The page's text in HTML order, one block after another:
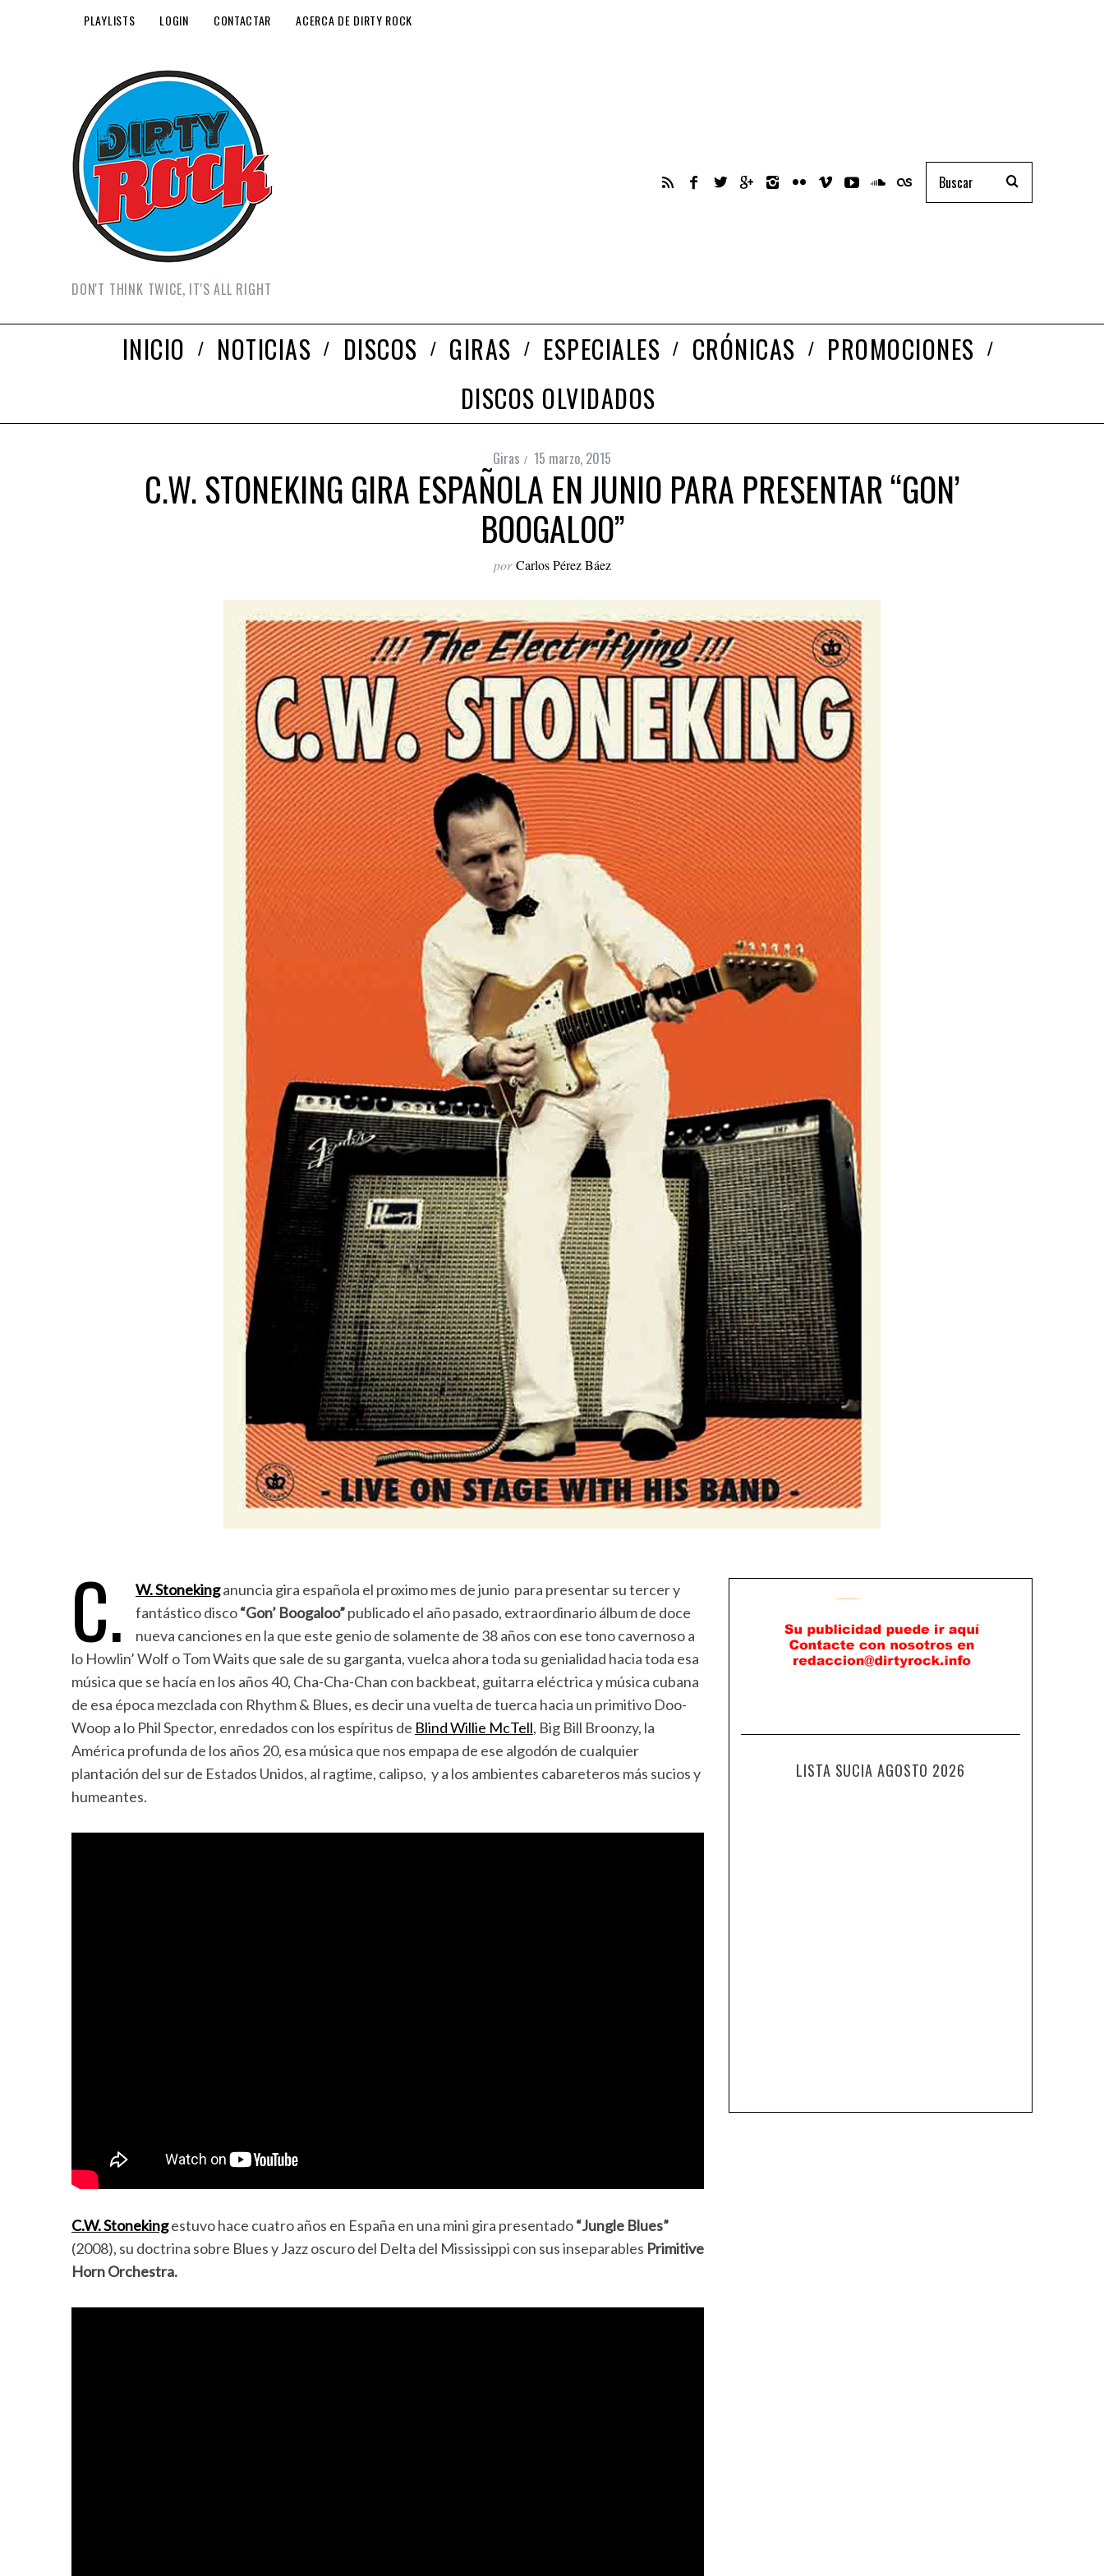
PLAYLISTS LOGIN CONTACTAR ACERCA DE DIRTY ROCK
DON'T THINK TWICE, IT'S ALL RIGHT
INICIO NOTICIAS DISCOS GIRAS ESPECIALES CRÓNICAS
PROMOCIONES
DISCOS OLVIDADOS
Giras 15 marzo, 2015
C.W. STONEKING GIRA ESPAÑOLA EN JUNIO PARA PRESENTAR “GON’
BOOGALOO”
por Carlos Pérez Báez
C. W. Stonekinganuncia gira española el proximo mes de junio para presentar su tercer y
fantástico disco“Gon’ Boogaloo”publicado el año pasado, extraordinario álbum de doce
nueva canciones en la que este genio de solamente de 38 años con ese tono cavernoso a
lo Howlin’ Wolf o Tom Waits que sale de su garganta, vuelca ahora toda su genialidad hacia toda esa
música que se hacía en los años 40, Cha-Cha-Chan con backbeat, guitarra eléctrica y música cubana
de esa época mezclada con Rhythm & Blues, es decir una vuelta de tuerca hacia un primitivo Doo-
Woop a lo Phil Spector, enredados con los espíritus de Blind Willie McTell, Big Bill Broonzy, la
América profunda de los años 20, esa música que nos empapa de ese algodón de cualquier
plantación del sur de Estados Unidos, al ragtime, calipso, y a los ambientes cabareteros más sucios y
humeantes.
C.W. Stonekingestuvo hace cuatro años en España en una mini gira presentado“Jungle Blues”
(2008), su doctrina sobre Blues y Jazz oscuro del Delta del Mississippi con sus inseparables Primitive
Horn Orchestra.
LISTA SUCIA AGOSTO 2026